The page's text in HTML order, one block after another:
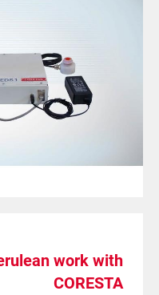
work with
CORESTA